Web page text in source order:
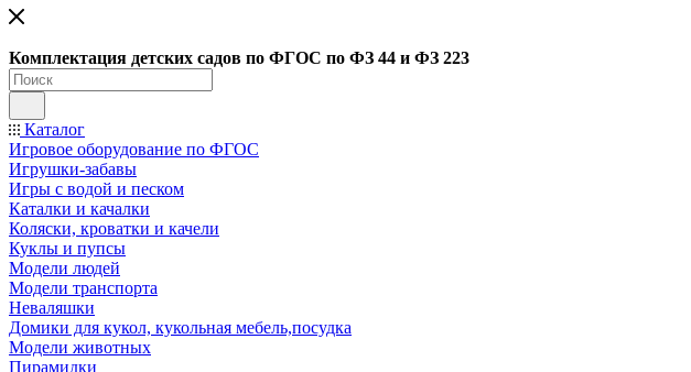
Комплектация детских садов по ФГОC по ФЗ 44 и ФЗ 223
Каталог
Игровое оборудование по ФГОС
Игрушки-забавы
Игры с водой и песком
Каталки и качалки
Коляски, кроватки и качели
Куклы и пупсы
Модели людей
Модели транспорта
Неваляшки
Домики для кукол, кукольная мебель,посудка
Модели животных
Пирамидки